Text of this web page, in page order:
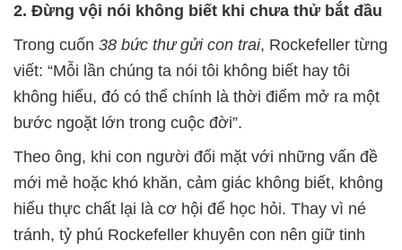
2. Đừng vội nói không biết khi chưa thử bắt đầu
Trong cuốn 38 bức thư gửi con trai, Rockefeller từng
viết: “Mỗi lần chúng ta nói tôi không biết hay tôi
không hiểu, đó có thể chính là thời điểm mở ra một
bước ngoặt lớn trong cuộc đời”.
Theo ông, khi con người đối mặt với những vấn đề
mới mẻ hoặc khó khăn, cảm giác không biết, không
hiểu thực chất lại là cơ hội để học hỏi. Thay vì né
tránh, tỷ phú Rockefeller khuyên con nên giữ tinh